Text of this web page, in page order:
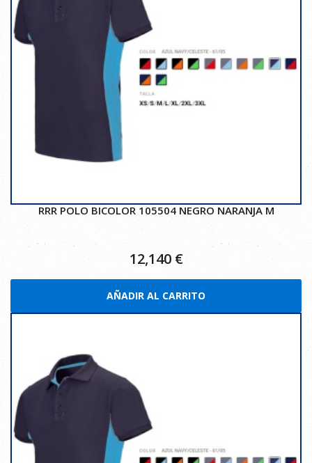
RRR POLO BICOLOR 105504 NEGRO NARANJA M
12,140 €
AÑADIR AL CARRITO